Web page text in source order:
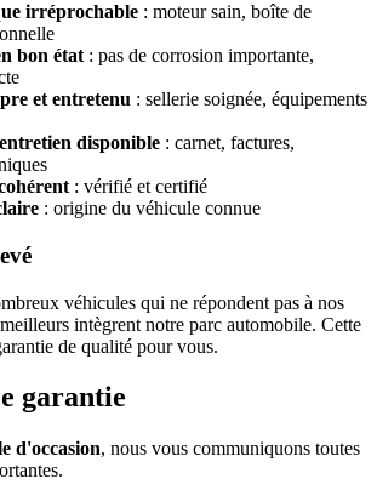
irréprochable : moteur sain, boîte de
bon état : pas de corrosion importante,
et entretenu : sellerie soignée, équipements
disponible : carnet, factures,
: vérifié et certifié
: origine du véhicule connue
véhicules qui ne répondent pas à nos
intègrent notre parc automobile. Cette
de qualité pour vous.
garantie
d'occasion, nous vous communiquons toutes